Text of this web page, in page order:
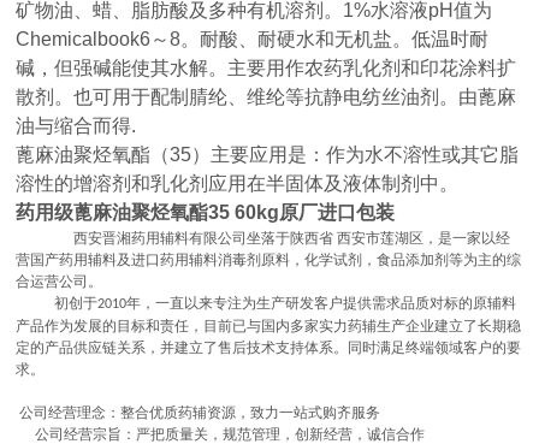
矿物油、蜡、脂肪酸及多种有机溶剂。1%水溶液pH值为
Chemicalbook6～8。耐酸、耐硬水和无机盐。低温时耐
碱，但强碱能使其水解。主要用作农药乳化剂和印花涂料扩
散剂。也可用于配制腈纶、维纶等抗静电纺丝油剂。由蓖麻
油与缩合而得.
蓖麻油聚烃氧酯（35）主要应用是：作为水不溶性或其它脂
溶性的增溶剂和乳化剂应用在半固体及液体制剂中。
药用级蓖麻油聚烃氧酯35 60kg原厂进口包装
西安晋湘药用辅料有限公司坐落于陕西省 西安市莲湖区，是一家以经
营国产药用辅料及进口药用辅料消毒剂原料，化学试剂，食品添加剂等为主的综
合运营公司。
初创于2010年，一直以来专注为生产研发客户提供需求品质对标的原辅料
产品作为发展的目标和责任，目前已与国内多家实力药辅生产企业建立了长期稳
定的产品供应链关系，并建立了售后技术支持体系。同时满足终端领域客户的要
求。
公司经营理念：整合优质药辅资源，致力一站式购齐服务
公司经营宗旨：严把质量关，规范管理，创新经营，诚信合作